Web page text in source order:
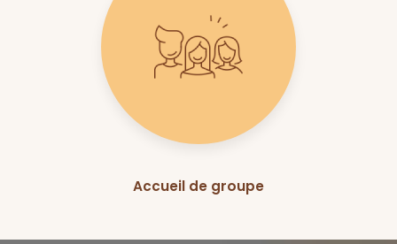
Accueil de groupe